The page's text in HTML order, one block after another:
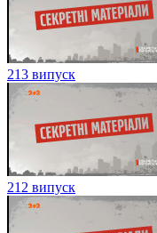
213 випуск
212 випуск